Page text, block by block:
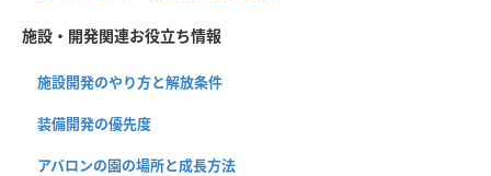
施設・開発関連お役立ち情報
施設開発のやり方と解放条件
装備開発の優先度
アバロンの園の場所と成長方法